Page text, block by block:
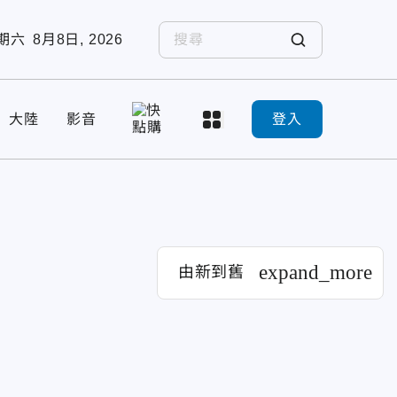
六 8月8日, 2026
大陸 影音 登入
由新到舊 expand_more